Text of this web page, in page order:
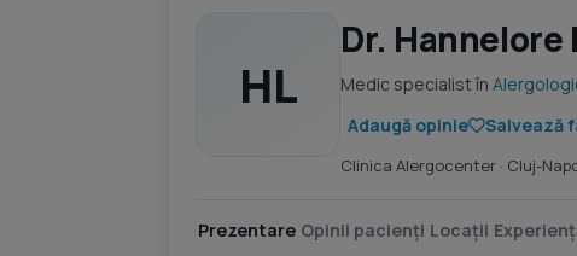
HL
Dr. Hannelore
Medic specialist în
Adaugă opinie
Salvează
Clinica Alergocenter · Cluj-
Prezentare Opinii pacienți Locații